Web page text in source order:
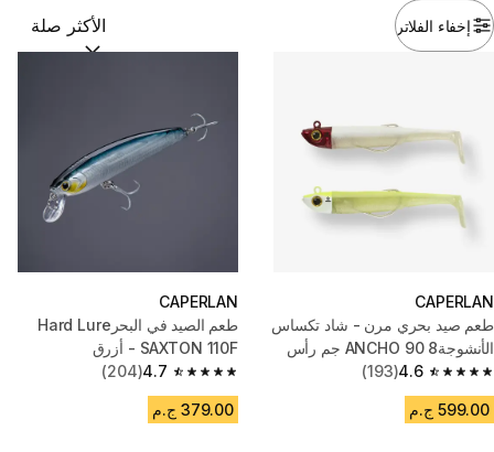
إخفاء الفلاتر ترتيب حسب:
CAPERLAN
طعم صيد بحري مرن - شاد تكساس
الأنشوجةANCHO 90 8 جم رأس
أحمر / أصفر نيون
4.6
4.6 out of 5 stars from 193 reviews
(193)
599.00 ج.م
CAPERLAN
طعم الصيد في البحرHard Lure
SAXTON 110F - أزرق
4.7
4.7 out of 5 stars from 204 reviews
(204)
379.00 ج.م